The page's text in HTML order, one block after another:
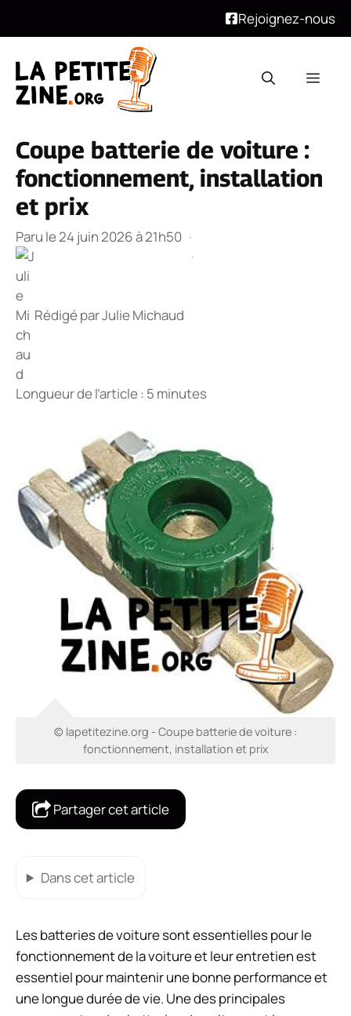
Rejoignez-nous
contenu
Coupe batterie de voiture :
fonctionnement, installation
et prix
Paru le 24 juin 2026 à 21h50 ·
Rédigé parJulie Michaud
·
Longueur de l’article : 5 minutes
© lapetitezine.org - Coupe batterie de voiture :
fonctionnement, installation et prix
Partager cet article
Dans cet article
Les batteries de voiture sont essentielles pour le
fonctionnement de la voiture et leur entretien est
essentiel pour maintenir une bonne performance et
une longue durée de vie. Une des principales